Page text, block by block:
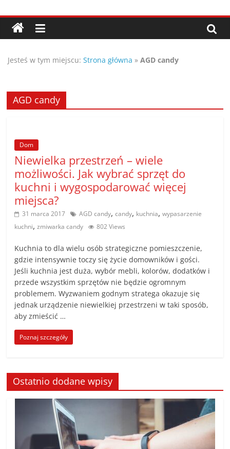
do
treści
Porady,
wskazówki
oraz
ciekawe
rady
–
poznaj
te
poradniki.
Porady
praktyczne
porady
wskazówki
każdy
temat
Jesteś w tym miejscu: Strona główna »AGD candy
AGD candy
Dom
Niewielka przestrzeń – wiele
możliwości. Jak wybrać sprzęt do
kuchni i wygospodarować więcej
miejsca?
31 marca 2017 AGD candy,candy, kuchnia,wypasarzenie
kuchni,zmiwarka candy 802 Views
Kuchnia to dla wielu osób strategiczne pomieszczenie,
gdzie intensywnie toczy się życie domowników i gości.
Jeśli kuchnia jest duża, wybór mebli, kolorów, dodatków i
przede wszystkim sprzętów nie będzie ogromnym
problemem. Wyzwaniem godnym stratega okazuje się
jednak urządzenie niewielkiej przestrzeni w taki sposób,
aby zmieścić …
Poznaj szczegóły
Ostatnio dodane wpisy